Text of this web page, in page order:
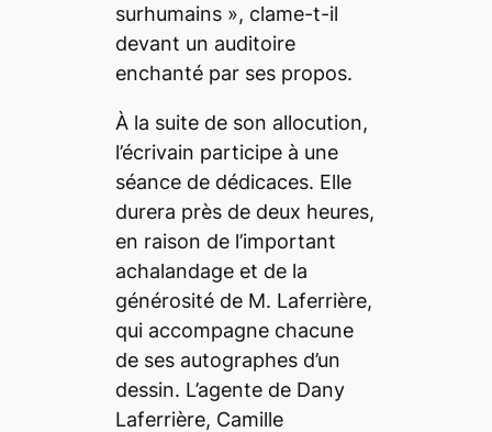
surhumains », clame-t-il
devant un auditoire
enchanté par ses propos.
À la suite de son allocution,
l’écrivain participe à une
séance de dédicaces. Elle
durera près de deux heures,
en raison de l’important
achalandage et de la
générosité de M. Laferrière,
qui accompagne chacune
de ses autographes d’un
dessin. L’agente de Dany
Laferrière, Camille